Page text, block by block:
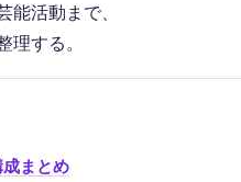
能活動まで、
する。
まとめ